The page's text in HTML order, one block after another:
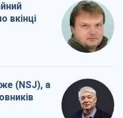
вкінці
(NSJ), а